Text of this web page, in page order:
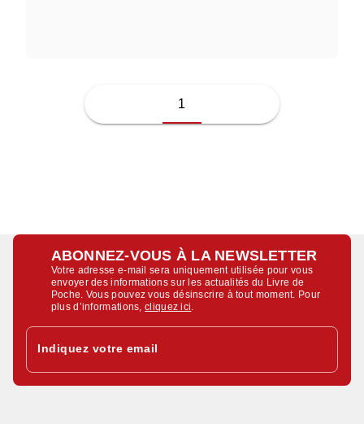
1
ABONNEZ-VOUS À LA NEWSLETTER
Votre adresse e-mail sera uniquement utilisée pour vous
envoyer des informations sur les actualités du Livre de
Poche. Vous pouvez vous désinscrire à tout moment. Pour
plus d’informations,cliquez ici
Indiquez votre email